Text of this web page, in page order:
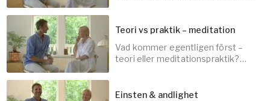
10min
Teori vs praktik – meditation
Vad kommer egentligen först –
teori eller meditationspraktik?
Einsten & andlighet